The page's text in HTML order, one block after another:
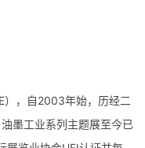
），自2003年始，历经二
墨工业系列主题展至今已